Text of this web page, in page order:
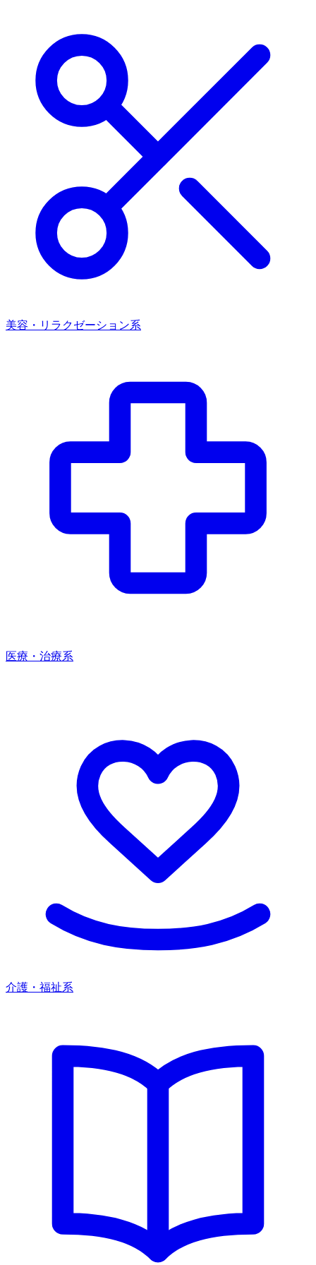
美容・リラクゼーション系
医療・治療系
介護・福祉系